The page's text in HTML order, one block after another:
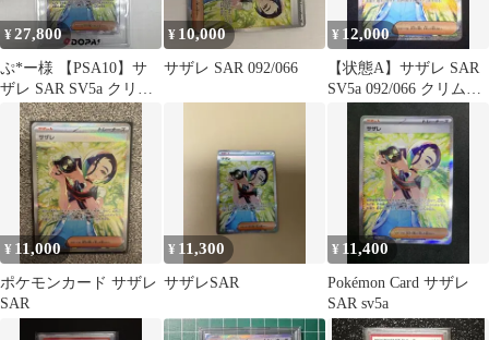
¥27,800
ぷ*ー様 【PSA10】サ
ザレ SAR SV5a クリム
ゾンヘイズ 092/06
¥ 10,000
サザレ SAR 092/066
¥ 12,000
【状態A】サザレ SAR
SV5a 092/066 クリムゾ
¥ 11,000
ポケモンカード サザレ
SAR
¥ 11,300
サザレSAR
¥ 11,400
Pokémon Card サザレ
SAR sv5a